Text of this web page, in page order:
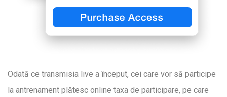
Odată ce transmisia live a început, cei care vor să participe
la antrenament plătesc online taxa de participare, pe care